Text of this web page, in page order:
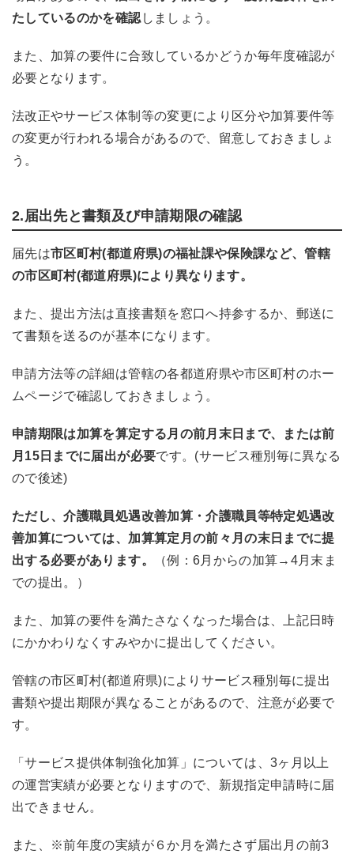
たしているのかを確認 しましょう。
また、加算の要件に合致しているかどうか毎年度確認が
必要となります。
法改正やサービス体制等の変更により区分や加算要件等
の変更が行われる場合があるので、留意しておきましょ
う。
2.届出先と書類及び申請期限の確認
届先は市区町村(都道府県)の福祉課や保険課など、管轄
の市区町村(都道府県)により異なります。
また、提出方法は直接書類を窓口へ持参するか、郵送に
て書類を送るのが基本になります。
申請方法等の詳細は管轄の各都道府県や市区町村のホー
ムページで確認しておきましょう。
申請期限は加算を算定する月の前月末日まで、または前
月15日までに届出が必要です。(サービス種別毎に異なる
ので後述)
ただし、介護職員処遇改善加算・介護職員等特定処遇改
善加算については、加算算定月の前々月の末日までに提
出する必要があります。
（例：6月からの加算→4月末ま
での提出。）
また、加算の要件を満たさなくなった場合は、上記日時
にかかわりなくすみやかに提出してください。
管轄の市区町村(都道府県)によりサービス種別毎に提出
書類や提出期限が異なることがあるので、注意が必要で
す。
「サービス提供体制強化加算」 については、3ヶ月以上
の運営実績が必要となりますので、新規指定申請時に届
出できません。
また、※前年度の実績が６か月を満たさず届出月の前3